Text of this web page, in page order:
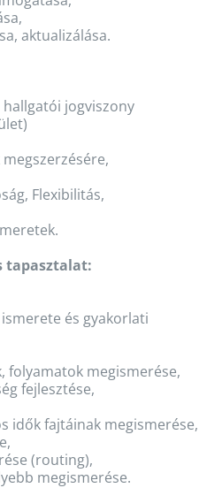
aktualizálása.
jogviszony
Flexibilitás,
tapasztalat:
és gyakorlati
folyamatok megismerése,
fejlesztése,
idők fajtáinak megismerése,
(routing),
megismerése.